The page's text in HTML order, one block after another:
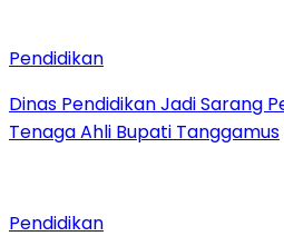
Pendidikan
Dinas Pendidikan Jadi Sarang
Tenaga Ahli Bupati Tanggamus
Pendidikan